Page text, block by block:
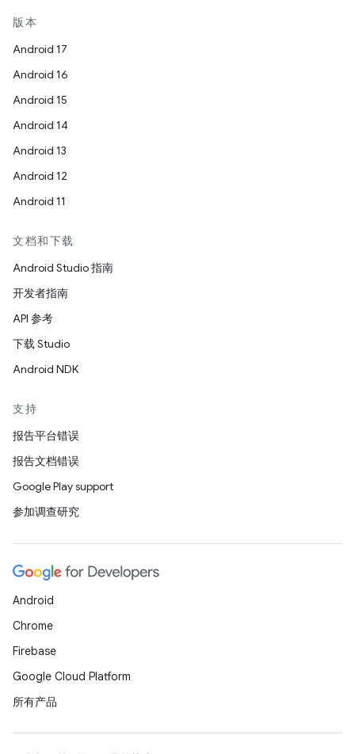
版本
Android 17
Android 16
Android 15
Android 14
Android 13
Android 12
Android 11
文档和下载
Android Studio 指南
开发者指南
API 参考
下载 Studio
Android NDK
支持
报告平台错误
报告文档错误
Google Play support
参加调查研究
Android
Chrome
Firebase
Google Cloud Platform
所有产品